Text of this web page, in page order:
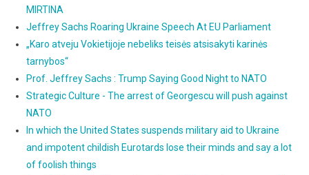
MIRTINA
Jeffrey Sachs Roaring Ukraine Speech At EU Parliament
„Karo atveju Vokietijoje nebeliks teisės atsisakyti karinės
tarnybos“
Prof. Jeffrey Sachs : Trump Saying Good Night to NATO
Strategic Culture - The arrest of Georgescu will push against
NATO
In which the United States suspends military aid to Ukraine
and impotent childish Eurotards lose their minds and say a lot
of foolish things